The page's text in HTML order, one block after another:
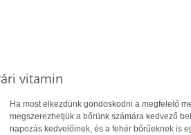
vitamin
Ha most elkezdünk gondoskodni a megfelelő
megszerezhetjük a bőrünk számára kedvező
napozás kedvelőinek, és a fehér bőrűeknek is